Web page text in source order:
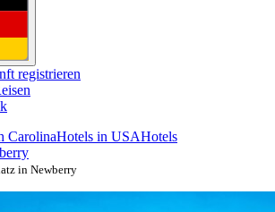
registrieren
CarolinaHotels in USAHotels
in Newberry